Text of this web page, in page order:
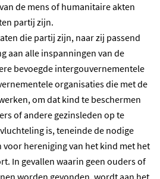
de mens of humanitaire akten
partij zijn.
die partij zijn, naar zij passend
aan alle inspanningen van de
bevoegde intergouvernementele
organisaties die met de
om dat kind te beschermen
of andere gezinsleden op te
is, teneinde de nodige
hereniging van het kind met het
In gevallen waarin geen ouders of
worden gevonden, wordt aan het